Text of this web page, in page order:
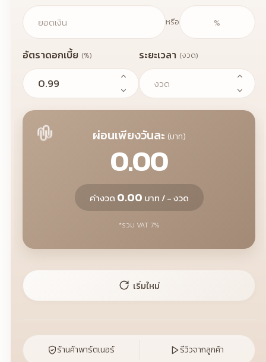
หรือ
อัตราดอกเบี้ย (%) ระยะเวลา (งวด)
ผ่อนเพียงวันละ (บาท)
0.00
ค่างวด 0.00 บาท / - งวด
*รวม VAT 7%
เริ่มใหม่
ร้านค้าพาร์ตเนอร์ รีวิวจากลูกค้า